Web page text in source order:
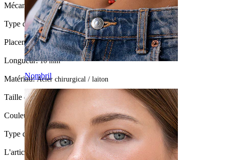
Nombril
Mécanisme de fermeture:Filetage externe
Type de bijou:Barbell
Placement:Nombril
Longueur:10 mm
Matériau:Acier chirurgical / laiton
Taille de boule:5 mm.
Couleur de la pierre: Transparent
Type de pierre: Zircone cubique
L'article est-il collé ?:Oui